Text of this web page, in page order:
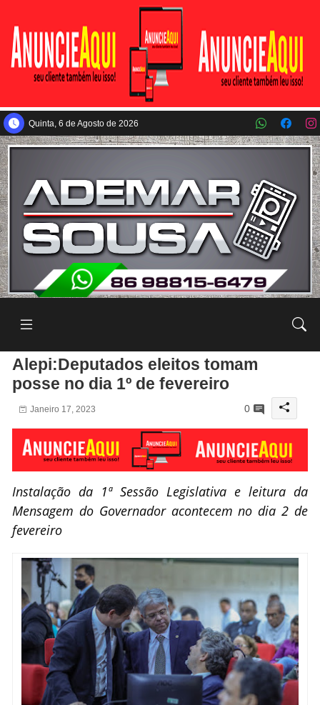
Pular para o conteúdo principal
Quinta, 6 de Agosto de 2026
Alepi:Deputados eleitos tomam
posse no dia 1º de fevereiro
Janeiro 17, 2023 0
Instalação da 1ª Sessão Legislativa e leitura da
Mensagem do Governador acontecem no dia 2 de
fevereiro